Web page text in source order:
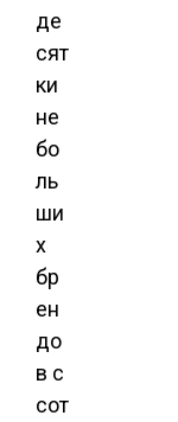
де
сят
ки
не
бо
ль
ши
х
бр
ен
до
в с
сот